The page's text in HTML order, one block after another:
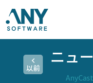
ニュ
以前